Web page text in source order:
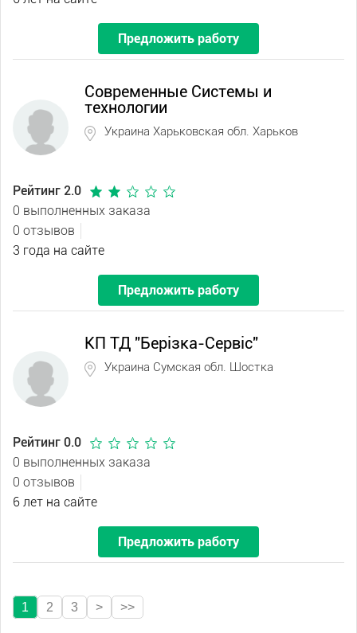
Предложить работу
Современные Системы и
технологии
Украина Харьковская обл. Харьков
Рейтинг 2.0
0 выполненных заказа
0 отзывов
3 года на сайте
Предложить работу
КП ТД "Берізка-Сервіс"
Украина Сумская обл. Шостка
Рейтинг 0.0
0 выполненных заказа
0 отзывов
6 лет на сайте
Предложить работу
1 2 3 > >>